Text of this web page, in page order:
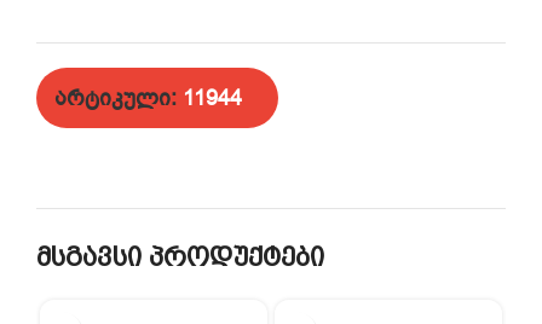
არტიკული: 11944
მსგავსი პროდუქტები